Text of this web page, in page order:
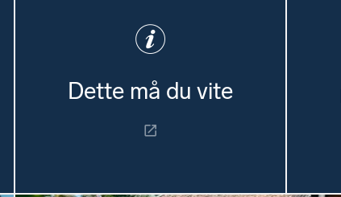
Dette må du vite